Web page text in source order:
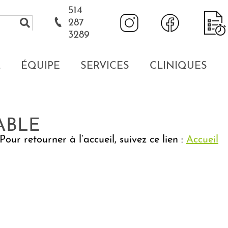
514
287
3289
ÉQUIPE SERVICES CLINIQUES
retourner à l’accueil, suivez ce lien : Accueil